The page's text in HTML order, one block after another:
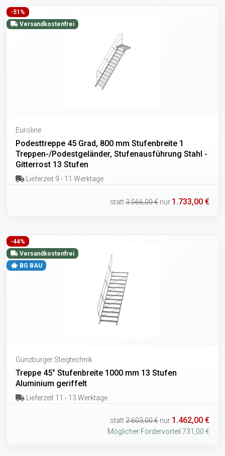
-51%
Versandkostenfrei
Euroline
Podesttreppe 45 Grad, 800 mm Stufenbreite 1
Treppen-/Podestgeländer, Stufenausführung Stahl -
Gitterrost 13 Stufen
Lieferzeit 9 - 11 Werktage
statt3.566,00 € nur 1.733,00 €
-44%
Versandkostenfrei
BG BAU
Günzburger Steigtechnik
Treppe 45° Stufenbreite 1000 mm 13 Stufen
Aluminium geriffelt
Lieferzeit 11 - 13 Werktage
statt2.603,00 € nur 1.462,00 €
Möglicher Fördervorteil 731,00 €